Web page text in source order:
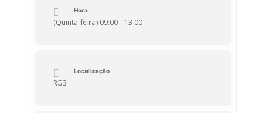
Hora
(Quinta-feira) 09:00 - 13:00
Localização
RG3